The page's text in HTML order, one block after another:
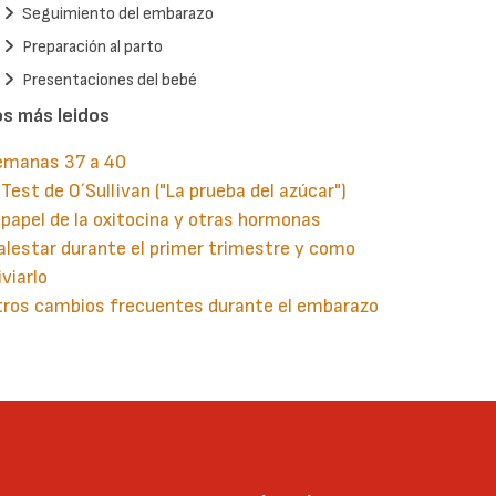
Seguimiento del embarazo
Preparación al parto
Presentaciones del bebé
más leidos
37 a 40
de O´Sullivan ("La prueba del azúcar")
papel de la oxitocina y otras hormonas
durante el primer trimestre y como
cambios frecuentes durante el embarazo